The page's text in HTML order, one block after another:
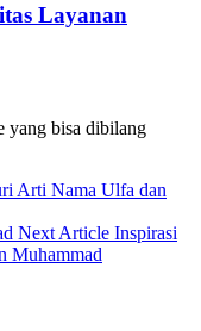
Layanan
yang bisa dibilang
Arti Nama Ulfa dan
Next Article Next
Inspirasi
Muhammad